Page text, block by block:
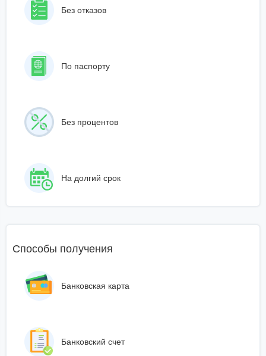
Без отказов
По паспорту
Без процентов
На долгий срок
Способы получения
Банковская карта
Банковский счет